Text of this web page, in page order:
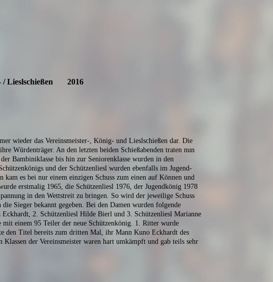
/ Lieslschießen 2016
wieder das Vereinsmeister-, König- und Lieslschießen dar. Die
Würdenträger. An den letzten beiden Schießabenden traten nun
Bambiniklasse bis hin zur Seniorenklasse wurden in den
und der Schützenliesl wurden ebenfalls im Jugend-
es bei nur einem einzigen Schuss zum einen auf Können und
erstmalig 1965, die Schützenliesl 1976, der Jugendkönig 1978
in den Wettstreit zu bringen. So wird der jeweilige Schuss
Sieger bekannt gegeben. Bei den Damen wurden folgende
2. Schützenliesl Hilde Bierl und 3. Schützenliesl Marianne
einem 95 Teiler der neue Schützenkönig. 1. Ritter wurde
Titel bereits zum dritten Mal, ihr Mann Kuno Eckhardt des
der Vereinsmeister waren hart umkämpft und gab teils sehr